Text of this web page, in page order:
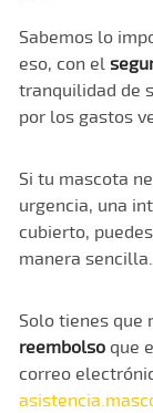
Sabemos lo
eso, con el
tranquilidad de
por los gastos
Si tu mascota
urgencia, una
cubierto,
manera sencilla.
Solo tienes que
reembolso que
correo